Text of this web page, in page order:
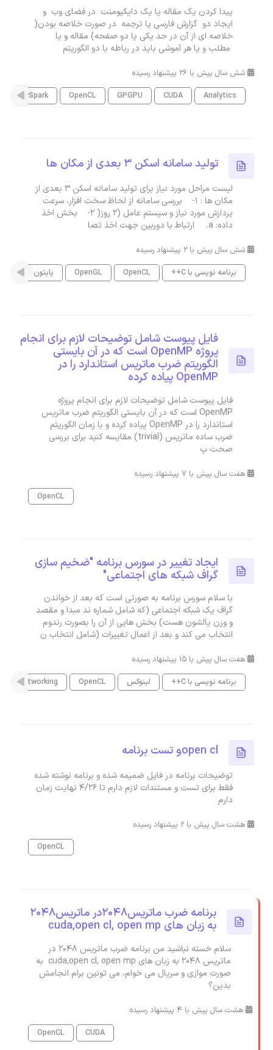
پیدا کردن یک مقاله یا یک دایکیومنت در فضای وب و
ایجاد دو گزارش فارسی یا ترجمه در صورت خلاصه بودن(
خلاصه ای از آن در حد یکی یا دو صفحه) مقاله و یا
مطلب و یا هر آموشی باید در رباطه با دو الگوریتم
شش سال پیش با 26 پیشنهاد رسیده
Analytics
CUDA
GPGPU
OpenCL
PySpark
تولید سامانه اسکن ۳ بعدی از مکان ها
لیست مراحل مورد نیاز برای تولید سامانه اسکن ۳ بعدی از
مکان ها : 1- بررسی سامانه از لحاظ سخت افزار، سرعت
پردازش مورد نیاز و سیستم عامل (2 روز( 2- بخش اخذ
داده: a. ارتباط با دوربین جهت اخذ تصا
شش سال پیش با 2 پیشنهاد رسیده
برنامه نویسی با C++
OpenCL
OpenGL پایتون
فایل پیوست شامل توضیحات لازم برای انجام
پروژه OpenMP است که در آن بایستی
الگوریتم ضرب ماتریس استاندارد را در
OpenMP پیاده کرده
فایل پیوست شامل توضیحات لازم برای انجام پروژه
OpenMP است که در آن بایستی الگوریتم ضرب ماتریس
استاندارد را در OpenMP پیاده کرده و با زمان الگوریتم
ضرب ساده ماتریس (trivial) مقایسه کنید برای بررسی
صحت پ
هفت سال پیش با 7 پیشنهاد رسیده
OpenCL
ایجاد تغییر در سورس برنامه "ضخیم سازی
گراف شبکه های اجتماعی"
با سلام سورس برنامه به صورتی است که بعد از خواندن
گراف یک شبکه اجتماعی (که شامل شماره ند مبدا و مقصد
و وزن یالشون هست) بخش هایی از آن را بصورت رندوم
انتخاب می کند و بعد از اعمال تغییرات (شامل انتخاب ن
هفت سال پیش با 15 پیشنهاد رسیده
برنامه نویسی با C++
لینوکس OpenCL
Networking
open clو تست برنامه
توضیحات برنامه در فایل ضمیمه شده و برنامه نوشته شده
فقط برای تست و مستندات لازم دارم تا 4/26 نهایت زمان
دارم
هشت سال پیش با 2 پیشنهاد رسیده
OpenCL
برنامه ضرب ماتریس2048در ماتریس2048
به زبان های cuda,open cl, open mp
سلام خسته نباشید من برنامه ضرب ماتریس 2048 در
ماتریس 2048 به زبان های cuda,open cl, open mp به
صورت موازی و سریال می خوام، می تونین برام انجامش
بدین؟
هشت سال پیش با 4 پیشنهاد رسیده
CUDA
OpenCL